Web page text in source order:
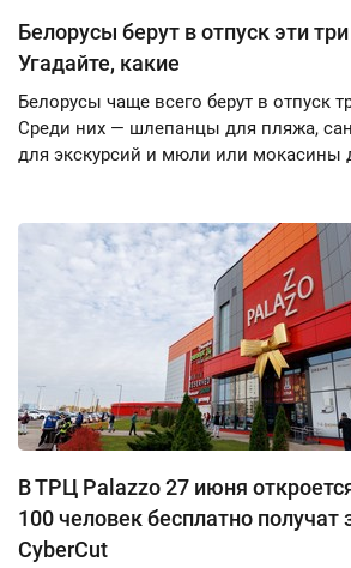
Белорусы берут в отпуск эти
Угадайте, какие
Белорусы чаще всего берут в отпуск
Среди них — шлепанцы для пляжа,
для экскурсий и мюли или мокасины
В ТРЦ Palazzo 27 июня
100 человек бесплатно получат
CyberCut